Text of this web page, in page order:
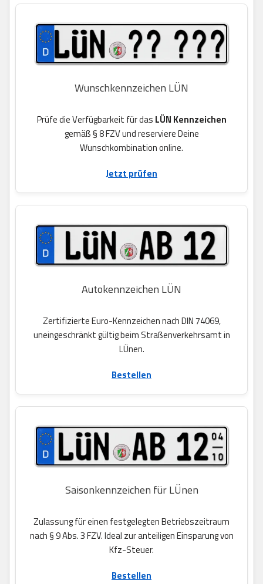
Wunschkennzeichen LÜN
Prüfe die Verfügbarkeit für das LÜN Kennzeichen
gemäß § 8 FZV und reserviere Deine
Wunschkombination online.
Jetzt prüfen
Autokennzeichen LÜN
Zertifizierte Euro-Kennzeichen nach DIN 74069,
uneingeschränkt gültig beim Straßenverkehrsamt in
LÜnen.
Bestellen
Saisonkennzeichen für LÜnen
Zulassung für einen festgelegten Betriebszeitraum
nach § 9 Abs. 3 FZV. Ideal zur anteiligen Einsparung von
Kfz-Steuer.
Bestellen